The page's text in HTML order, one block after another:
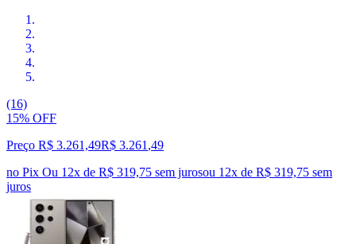
(16)
15% OFF
Preço R$ 3.261,49R$ 3.261 ,49
no Pix Ou 12x de R$ 319,75 sem jurosou 12x de R$ 319,75 sem
juros